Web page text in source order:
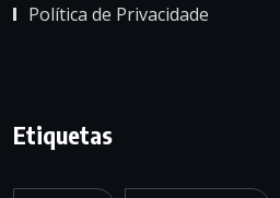
Política de Privacidade
Etiquetas